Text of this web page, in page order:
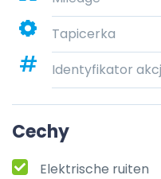
Tapicerka
Identyfikator
Cechy
Elektrische ruiten